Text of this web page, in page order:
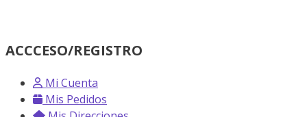
ACCCESO/REGISTRO
Mi Cuenta
Mis Pedidos